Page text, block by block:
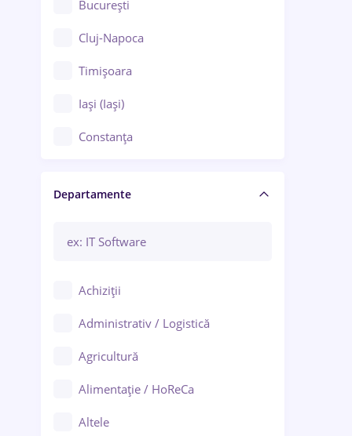
București
Cluj-Napoca
Timișoara
Iași (Iași)
Constanța
Brașov
Bacău
Galați (Galați)
Ploiești
Departamente
Achiziții
Administrativ / Logistică
Agricultură
Alimentație / HoReCa
Altele